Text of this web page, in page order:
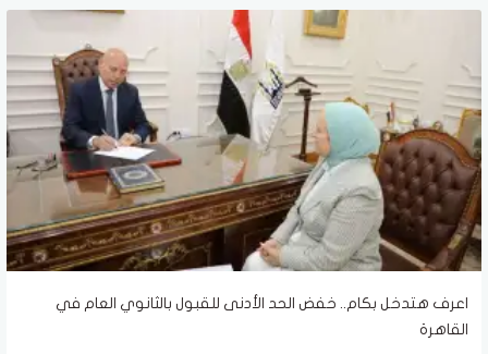
اعرف هتدخل بكام.. خفض الحد الأدنى للقبول بالثانوي العام في
القاهرة